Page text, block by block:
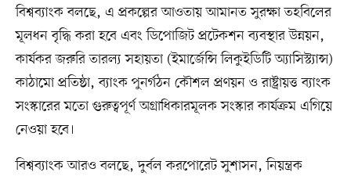
বিশ্বব্যাংক বলছে, এ প্রকল্পের আওতায় আমানত সুরক্ষা তহবিলের
মূলধন বৃদ্ধি করা হবে এবং ডিপোজিট প্রটেকশন ব্যবস্থার উন্নয়ন,
কার্যকর জরুরি তারল্য সহায়তা (ইমার্জেন্সি লিকুইডিটি অ্যাসিস্ট্যান্স)
কাঠামো প্রতিষ্ঠা, ব্যাংক পুনর্গঠন কৌশল প্রণয়ন ও রাষ্ট্রায়ত্ত ব্যাংক
সংস্কারের মতো গুরুত্বপূর্ণ অগ্রাধিকারমূলক সংস্কার কার্যক্রম এগিয়ে
নেওয়া হবে।
বিশ্বব্যাংক আরও বলছে, দুর্বল করপোরেট সুশাসন, নিয়ন্ত্রক